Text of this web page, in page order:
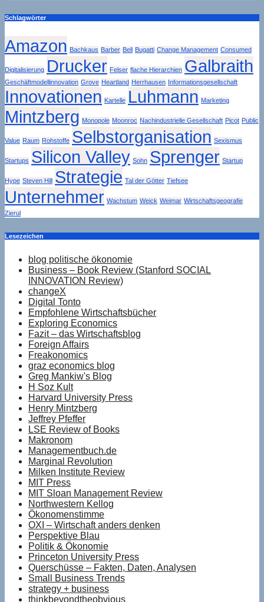
Schlagwörter
Amazon Bachkaus Barber Bell Bugatti Change Management Consumed
Digitalisierung Drucker Felser flache Hierarchien Galbraith
Geschäftmodellinnovation Grove Heartland Herrhausen Informationsgesellschaft
Innovationen Kartelle Luhmann Marketing
Mintzberg Monopole Moonroc Nachindustrielle Gesellschaft Picot Public
Value Raum Rohstoffe Selbstorganisation Sexismus
Startups Silicon Valley Sohn Sprenger Startup
Hype Steven Hill Strategie Tal der Götter Tiefsee
Unternehmer Wachstum Weick Weimar Wirtschaftsgeografie
Zierul
Lesezeichen
blog politische ökonomie
Business – Book Review (Stanford SOCIAL
INNOVATION Review)
changeX
Digital Tonto
Empfohlene Wirtschaftsbücher
Exploring Economics
Fazit – das Wirtschaftsblog
Foreign Affairs
Freakonomics
graz economics blog
Greg Mankiw's Blog
H Soz Kult
Harvard University Press
Henry Mintzberg
Jeffrey Pfeffer
LSE Review of Books
Makronom
Managementbuch.de
Marginal Revolution
Milken Institute Review
MIT Press
MIT Sloan Management Review
Northwestern Kellog
Ökonomenstimme
OXI – Wirtschaft anders denken
Perspektive Blau
Politik & Ökonomie
Princeton University Press
Querschüsse – Fakten, Daten, Analysen
Small Business Trends
strategy + business
thinkbeyondtheobvious